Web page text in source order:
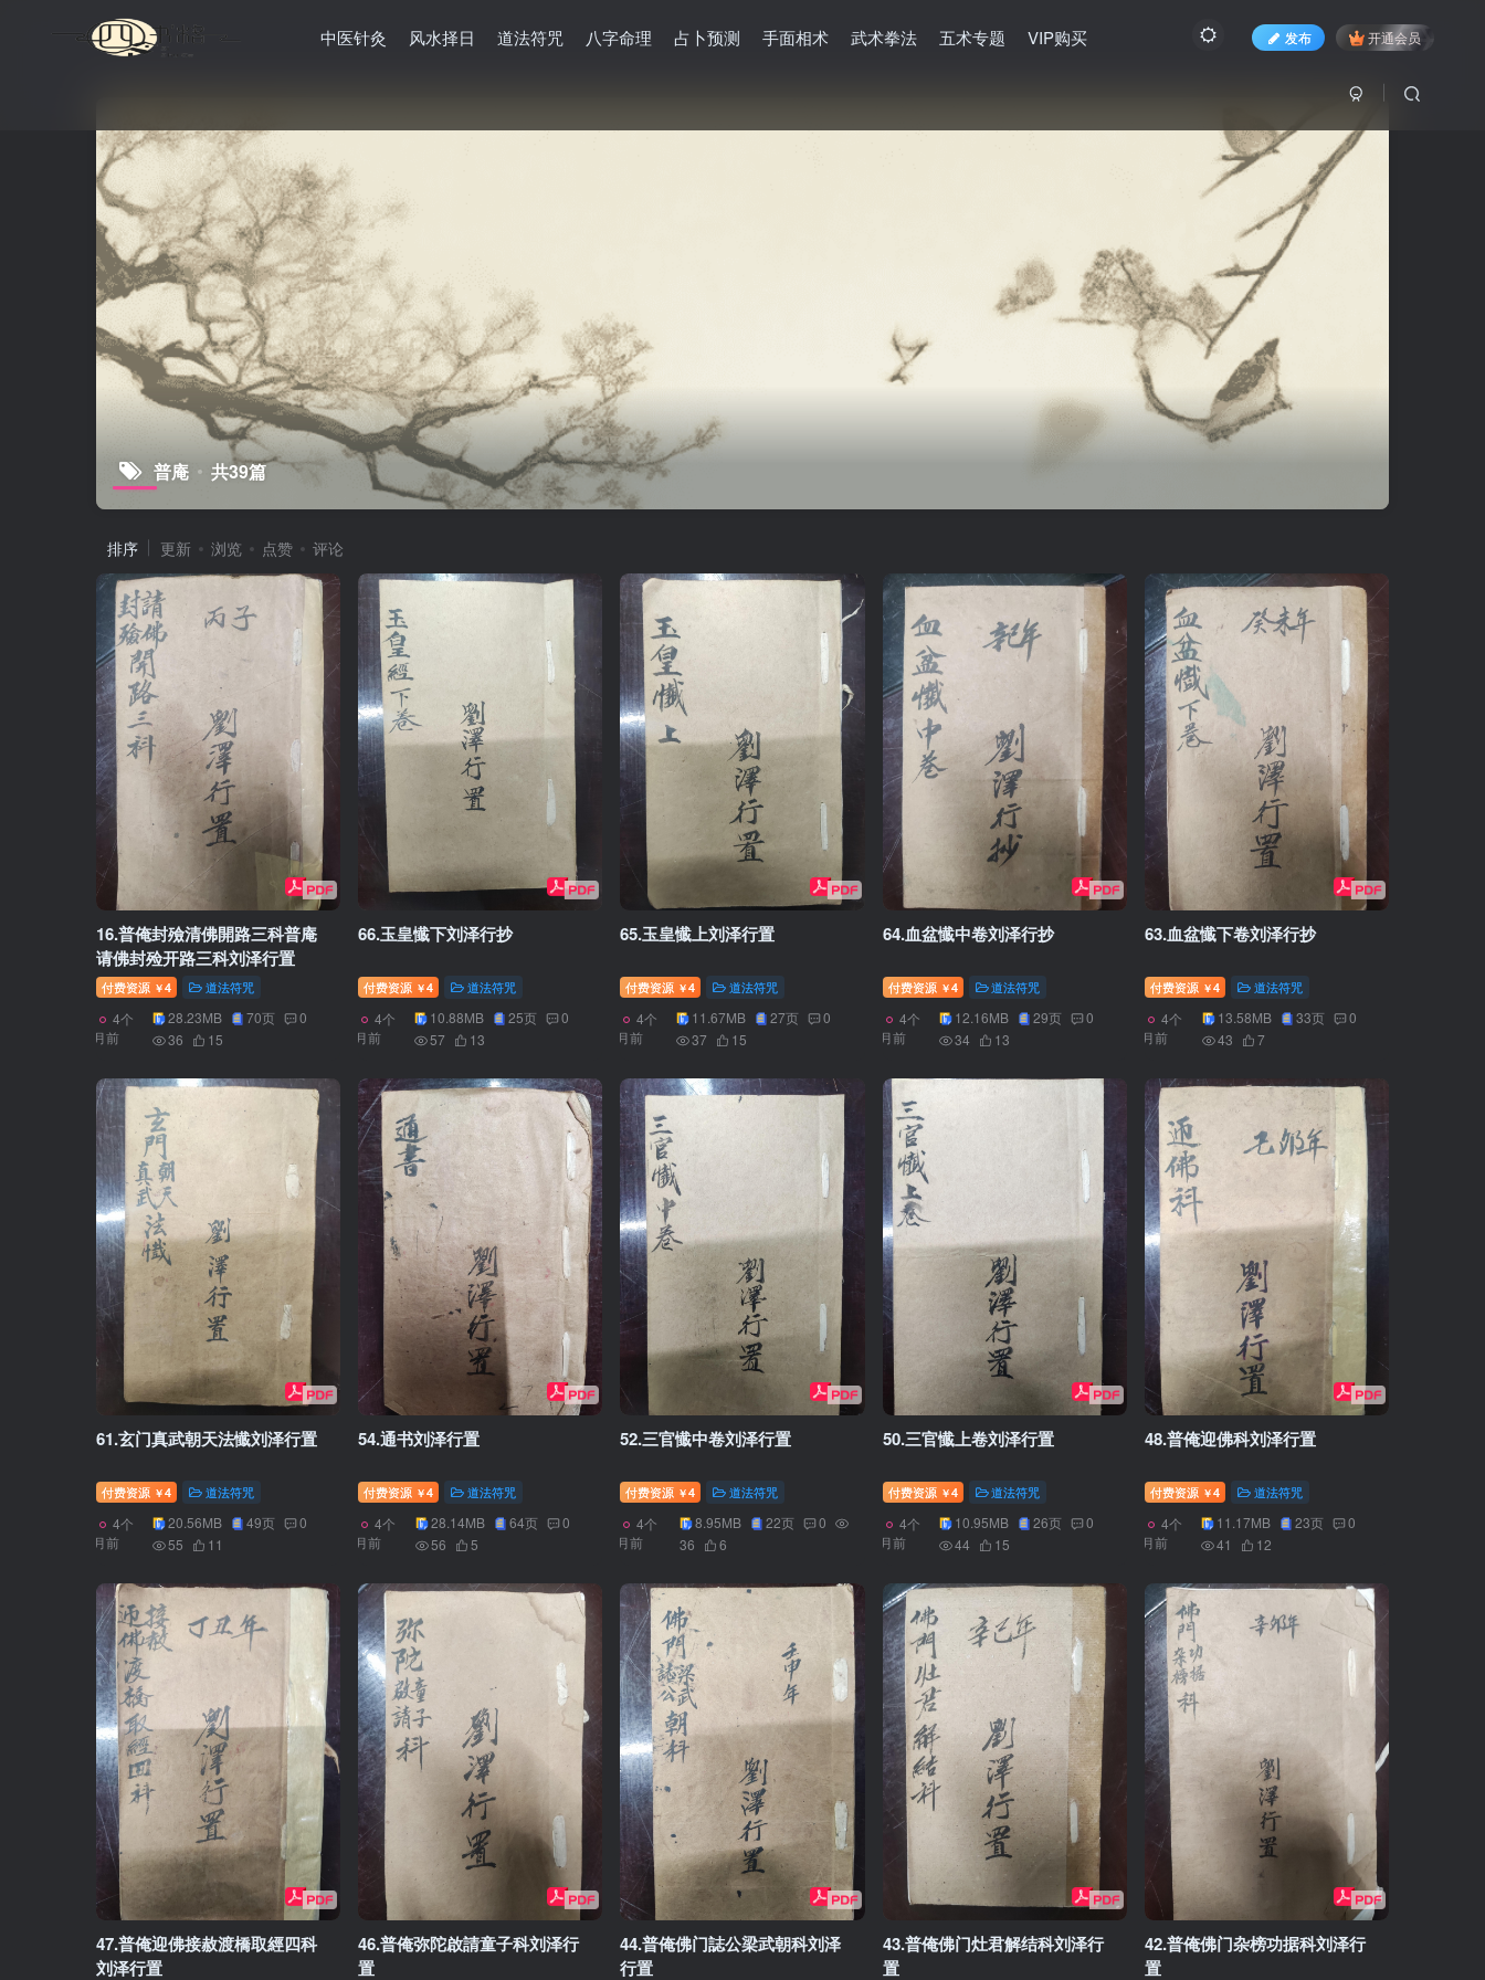
中医针灸 风水择日 道法符咒 八字命理 占卜预测 手面相术 武术拳法 五术专题 VIP购买 发布 开通会员
普庵 共39篇
排序 更新 浏览 点赞 评论
16.普俺封殮清佛開路三科普庵
请佛封殓开路三科刘泽行置
付费资源 ￥4 道法符咒
4个
月前
28.23MB 70页
0
36
15
66.玉皇懴下刘泽行抄
付费资源 ￥4 道法符咒
4个
月前
10.88MB 25页
0
57
13
65.玉皇懴上刘泽行置
付费资源 ￥4 道法符咒
4个
月前
11.67MB 27页
0
37
15
64.血盆懴中卷刘泽行抄
付费资源 ￥4 道法符咒
4个
月前
12.16MB 29页
0
34
13
63.血盆懴下卷刘泽行抄
付费资源 ￥4 道法符咒
4个
月前
13.58MB 33页
0
43
7
61.玄门真武朝天法懴刘泽行置
付费资源 ￥4 道法符咒
4个
月前
20.56MB 49页
0
55
11
54.通书刘泽行置
付费资源 ￥4 道法符咒
4个
月前
28.14MB 64页
0
56
5
52.三官懴中卷刘泽行置
付费资源 ￥4 道法符咒
4个
月前
8.95MB 22页
0
36
6
50.三官懴上卷刘泽行置
付费资源 ￥4 道法符咒
4个
月前
10.95MB 26页
0
44
15
48.普俺迎佛科刘泽行置
付费资源 ￥4 道法符咒
4个
月前
11.17MB 23页
0
41
12
47.普俺迎佛接赦渡橋取經四科
刘泽行置
46.普俺弥陀啟請童子科刘泽行
置
44.普俺佛门誌公梁武朝科刘泽
行置
43.普俺佛门灶君解结科刘泽行
置
42.普俺佛门杂榜功据科刘泽行
置